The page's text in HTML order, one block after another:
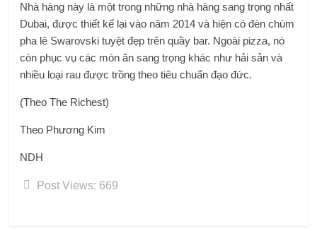
Nhà hàng này là một trong những nhà hàng sang trọng nhất
Dubai, được thiết kế lại vào năm 2014 và hiện có đèn chùm
pha lê Swarovski tuyệt đẹp trên quầy bar. Ngoài pizza, nó
còn phục vụ các món ăn sang trọng khác như hải sản và
nhiều loại rau được trồng theo tiêu chuẩn đạo đức.
(Theo The Richest)
Theo Phương Kim
NDH
Post Views: 669